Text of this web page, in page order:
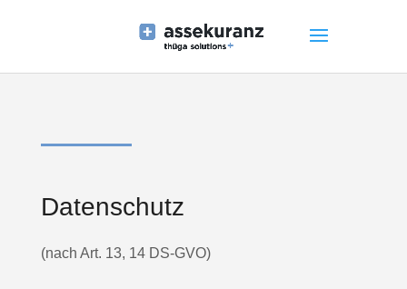
Datenschutz
(nach Art. 13, 14 DS-GVO)